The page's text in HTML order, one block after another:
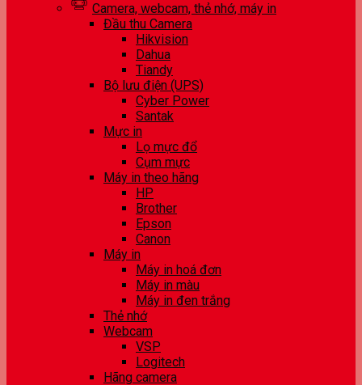
Camera, webcam, thẻ nhớ, máy in
Đầu thu Camera
Hikvision
Dahua
Tiandy
Bộ lưu điện (UPS)
Cyber Power
Santak
Mực in
Lọ mực đổ
Cụm mực
Máy in theo hãng
HP
Brother
Epson
Canon
Máy in
Máy in hoá đơn
Máy in màu
Máy in đen trắng
Thẻ nhớ
Webcam
VSP
Logitech
Hãng camera